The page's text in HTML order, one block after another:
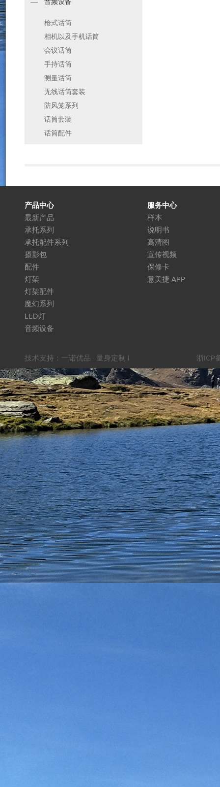
音频设备
枪式话筒
相机以及手机话筒
会议话筒
手持话筒
测量话筒
无线话筒套装
防风笼系列
话筒套装
话筒配件
产品中心
最新产品
承托系列
承托配件系列
摄影包
配件
灯架
灯架配件
魔幻系列
LED灯
音频设备
服务中心
样本
说明书
高清图
宣传视频
保修卡
意美捷 APP
技术支持： 一诺优品 · 量身定制 | 浙ICP